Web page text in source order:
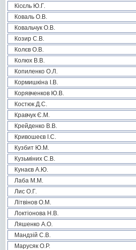
Кісєль Ю.Г.
Коваль О.В.
Ковальчук О.В.
Козир С.В.
Колєв О.В.
Колюх В.В.
Копиленко О.Л.
Кормишкіна І.В.
Корявченков Ю.В.
Костюк Д.С.
Кравчук Є.М.
Крейденко В.В.
Кривошеєв І.С.
Кузбит Ю.М.
Кузьміних С.В.
Кунаєв А.Ю.
Лаба М.М.
Лис О.Г.
Літвінов О.М.
Локтіонова Н.В.
Ляшенко А.О.
Мандзій С.В.
Марусяк О.Р.